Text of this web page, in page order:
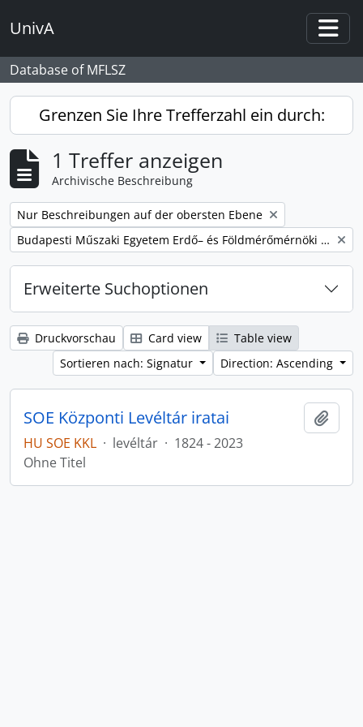
UnivA
Database of MFLSZ
Grenzen Sie Ihre Trefferzahl ein durch:
1 Treffer anzeigen
Archivische Beschreibung
Remove filter:
Nur Beschreibungen auf der obersten Ebene
Remove filter:
Budapesti Műszaki Egyetem Erdő– és Földmérőmérnöki Kar
Erweiterte Suchoptionen
Druckvorschau Card view
Table view
Sortieren nach: Signatur
Direction: Ascending
SOE Központi Levéltár iratai
HU SOE KKL · levéltár · 1824 - 2023
Ohne Titel